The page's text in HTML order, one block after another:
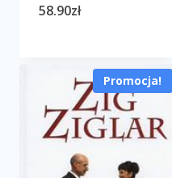
58.90zł
Promocja!